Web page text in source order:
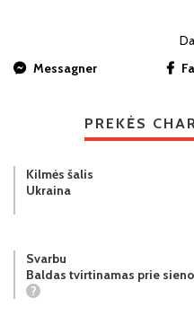
Messagner
PREKĖS
Kilmės šalis
Ukraina
Svarbu
Baldas tvirtinamas prie
?